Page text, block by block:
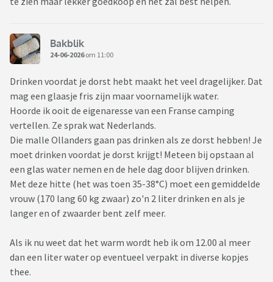
Bakblik
24-06-2026om 11:00
Drinken voordat je dorst hebt maakt het veel dragelijker. Dat
mag een glaasje fris zijn maar voornamelijk water.
Hoorde ik ooit de eigenaresse van een Franse camping
vertellen. Ze sprak wat Nederlands.
Die malle Ollanders gaan pas drinken als ze dorst hebben! Je
moet drinken voordat je dorst krijgt! Meteen bij opstaan al
een glas water nemen en de hele dag door blijven drinken.
Met deze hitte (het was toen 35-38°C) moet een gemiddelde
vrouw (170 lang 60 kg zwaar) zo'n 2 liter drinken en als je
langer en of zwaarder bent zelf meer.
Als ik nu weet dat het warm wordt heb ik om 12.00 al meer
dan een liter water op eventueel verpakt in diverse kopjes
thee.